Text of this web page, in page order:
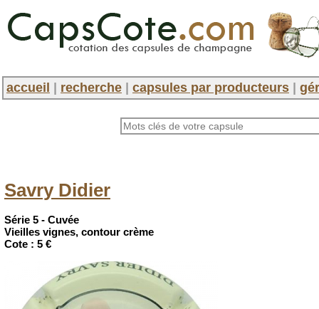
accueil recherche capsules par producteurs
Savry Didier
Série 5 - Cuvée
Vieilles vignes, contour crème
Cote : 5 €